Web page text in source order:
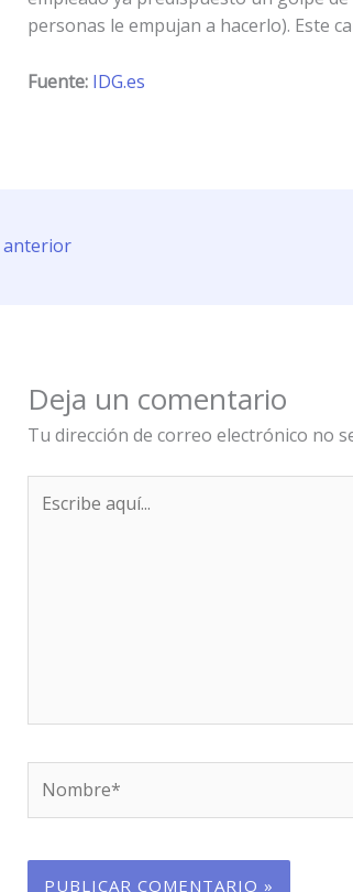
personas le empujan a hacerlo). Este
Fuente: IDG.es
anterior
Deja un comentario
Tu dirección de correo electrónico no
aquí...